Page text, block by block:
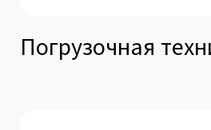
Погрузочная